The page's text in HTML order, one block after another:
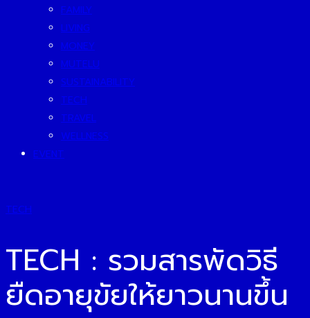
FAMILY
LIVING
MONEY
MUTELU
SUSTAINABILITY
TECH
TRAVEL
WELLNESS
EVENT
TECH
TECH : รวมสารพัดวิธี
ยืดอายุขัยให้ยาวนานขึ้น